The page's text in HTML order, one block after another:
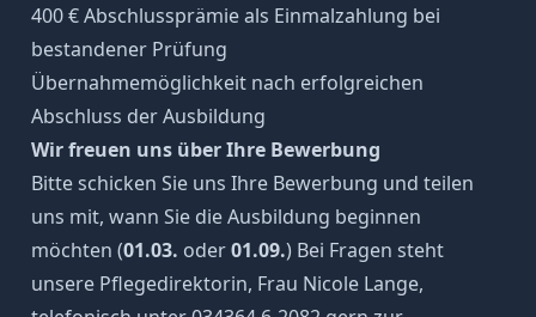
400 € Abschlussprämie als Einmalzahlung bei
bestandener Prüfung
Übernahmemöglichkeit nach erfolgreichen
Abschluss der Ausbildung
Wir freuen uns über Ihre Bewerbung
Bitte schicken Sie uns Ihre Bewerbung und teilen
uns mit, wann Sie die Ausbildung beginnen
möchten (01.03. oder01.09.) Bei Fragen steht
unsere Pflegedirektorin, Frau Nicole Lange,